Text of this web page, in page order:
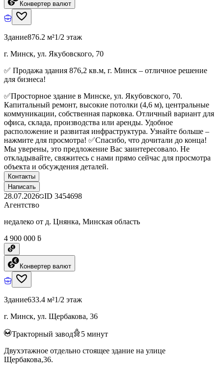
Конвертер валют
Здание876.2 м²1/2 этаж
г. Минск, ул. Якубовского, 70
✅ Продажа здания 876,2 кв.м, г. Минск – отличное решение
для бизнеса!
✅Просторное здание в Минске, ул. Якубовского, 70.
Капитальный ремонт, высокие потолки (4,6 м), центральные
коммуникации, собственная парковка. Отличный вариант для
офиса, склада, производства или аренды. Удобное
расположение и развитая инфраструктура. Узнайте больше –
нажмите для просмотра! ✅Спасибо, что дочитали до конца!
Мы уверены, это предложение Вас заинтересовало. Не
откладывайте, свяжитесь с нами прямо сейчас для просмотра
объекта и обсуждения деталей.
Контакты
Написать
28.07.2026 ID 3454698
Агентство
недалеко от д. Цнянка, Минская область
4 900 000 ƃ
Конвертер валют
Здание633.4 м²1/2 этаж
г. Минск, ул. Щербакова, 36
Тракторный завод 5 минут
Двухэтажное отдельно стоящее здание на улице
Щербакова,36.